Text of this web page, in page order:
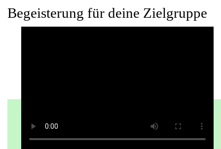
Begeisterung für deine Zielgruppe